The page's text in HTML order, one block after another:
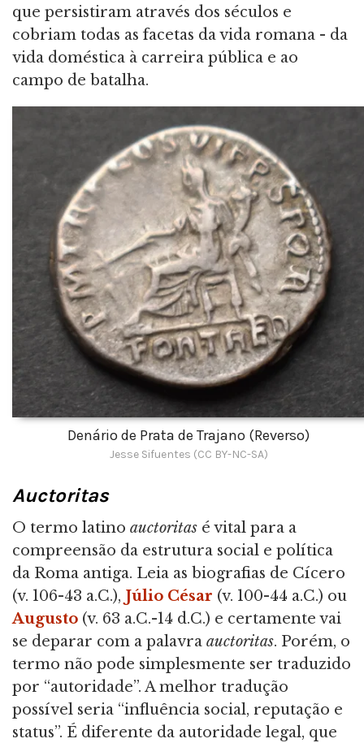
que persistiram através dos séculos e
cobriam todas as facetas da vida romana - da
vida doméstica à carreira pública e ao
campo de batalha.
Denário de Prata de Trajano (Reverso)
Jesse Sifuentes (CC BY-NC-SA)
Auctoritas
O termo latino auctoritas é vital para a
compreensão da estrutura social e política
da Roma antiga. Leia as biografias de Cícero
(v. 106-43 a.C.), Júlio César (v. 100-44 a.C.) ou
Augusto (v. 63 a.C.-14 d.C.) e certamente vai
se deparar com a palavra auctoritas. Porém, o
termo não pode simplesmente ser traduzido
por “autoridade”. A melhor tradução
possível seria “influência social, reputação e
status”. É diferente da autoridade legal, que